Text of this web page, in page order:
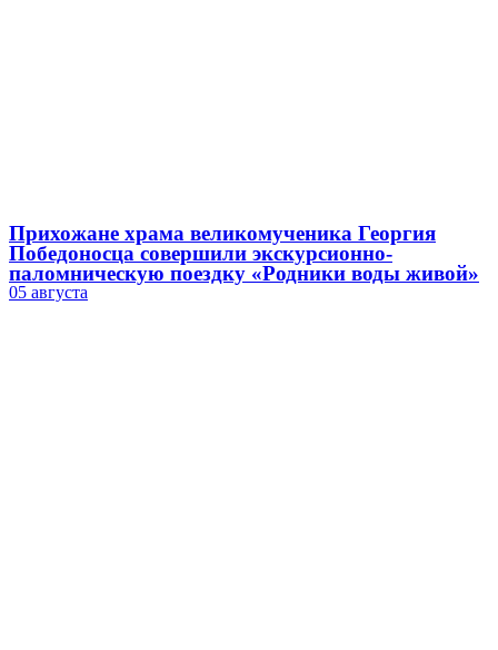
Прихожане храма великомученика Георгия
Победоносца совершили экскурсионно-
паломническую поездку «Родники воды живой»
05 августа